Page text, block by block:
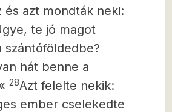
és azt mondták neki:
te jó magot
szántóföldedbe?
hát benne a
28Azt felelte nekik:
ember cselekedte